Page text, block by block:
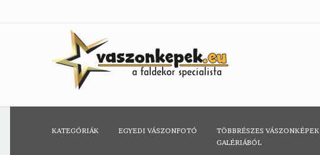
KATEGÓRIÁK EGYEDI VÁSZONFOTÓ
TÖBBRÉSZES VÁSZONKÉPEK
GALÉRIÁBÓL